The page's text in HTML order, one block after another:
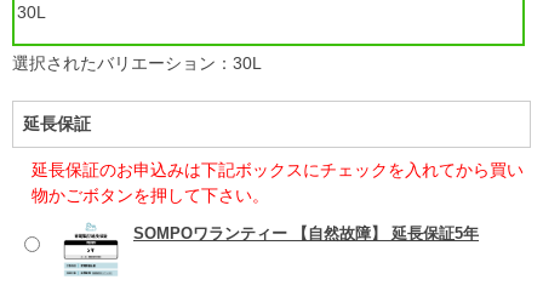
30L
選択されたバリエーション：30L
延長保証
延長保証のお申込みは下記ボックスにチェックを入れてから買い
物かごボタンを押して下さい。
SOMPOワランティー 【自然故障】 延長保証5年